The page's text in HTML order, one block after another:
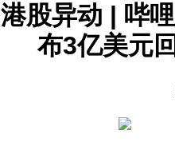
港股异动 | 哔
布3亿美元